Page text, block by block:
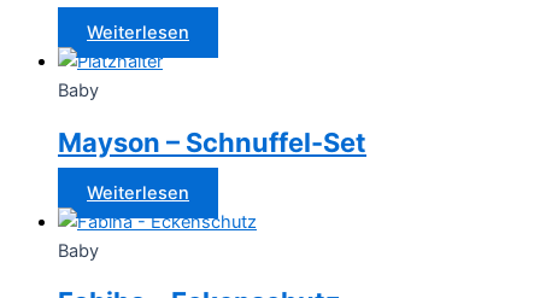
Weiterlesen
Baby
Mayson – Schnuffel-Set
Weiterlesen
Baby